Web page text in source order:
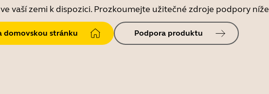
vaší zemi k dispozici. Prozkoumejte užitečné zdroje podpory níže
domovskou stránku Podpora produktu